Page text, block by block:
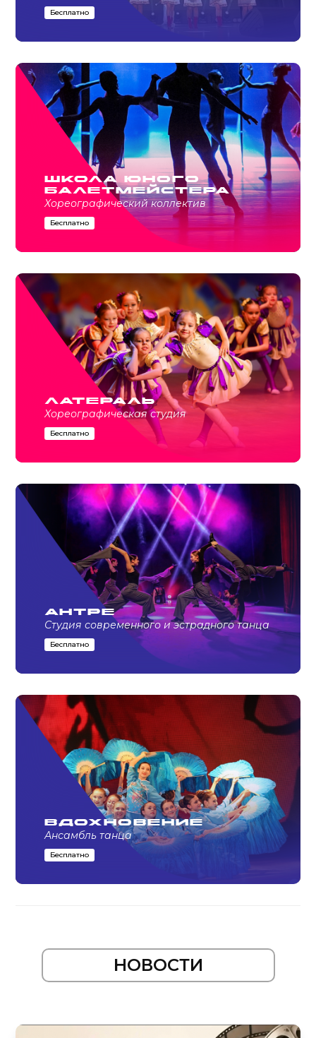
Бесплатно
Школа юного
балетмейстера
Хореографический коллектив
Бесплатно
Латераль
Хореографическая студия
Бесплатно
Антре
Студия современного и эстрадного танца
Бесплатно
Вдохновение
Ансамбль танца
Бесплатно
НОВОСТИ